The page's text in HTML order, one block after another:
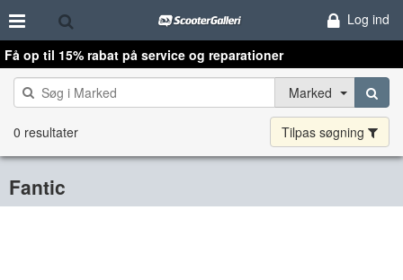
Log ind
Få op til 15% rabat på service og reparationer
Marked
0 resultater Tilpas søgning
Fantic